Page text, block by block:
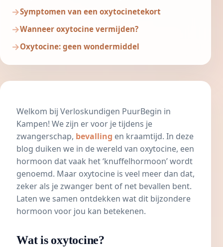
Symptomen van een oxytocinetekort
Wanneer oxytocine vermijden?
Oxytocine: geen wondermiddel
Welkom bij Verloskundigen PuurBegin in
Kampen! We zijn er voor je tijdens je
zwangerschap, bevalling en kraamtijd. In deze
blog duiken we in de wereld van oxytocine, een
hormoon dat vaak het ‘knuffelhormoon’ wordt
genoemd. Maar oxytocine is veel meer dan dat,
zeker als je zwanger bent of net bevallen bent.
Laten we samen ontdekken wat dit bijzondere
hormoon voor jou kan betekenen.
Wat is oxytocine?